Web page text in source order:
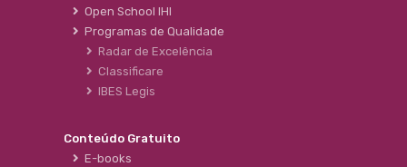
Open School IHI
Programas de Qualidade
Radar de Excelência
Classificare
IBES Legis
Conteúdo Gratuito
E-books